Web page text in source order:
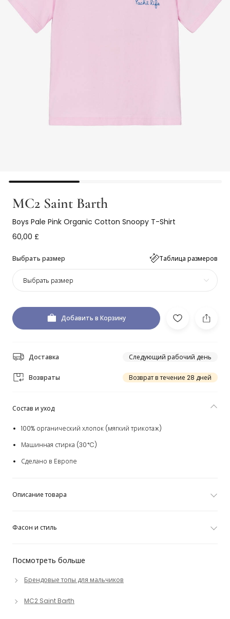
MC2 Saint Barth
Boys Pale Pink Organic Cotton Snoopy T-Shirt
60,00 £
Выбрать размер Таблица размеров
Выбрать размер
Добавить в Корзину
Доставка Следующий рабочий день
Возвраты Возврат в течение 28 дней
Посмотреть больше
Брендовые топы для мальчиков
MC2 Saint Barth
Состав и уход
100% органический хлопок (мягкий трикотаж)
Машинная стирка (30*C)
Сделано в Европе
Описание товара
Фасон и стиль